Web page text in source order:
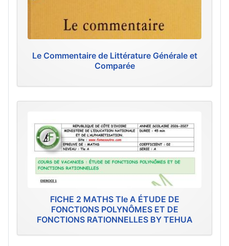
Le Commentaire de Littérature Générale et
Comparée
FICHE 2 MATHS Tle A ÉTUDE DE
FONCTIONS POLYNÔMES ET DE
FONCTIONS RATIONNELLES BY TEHUA